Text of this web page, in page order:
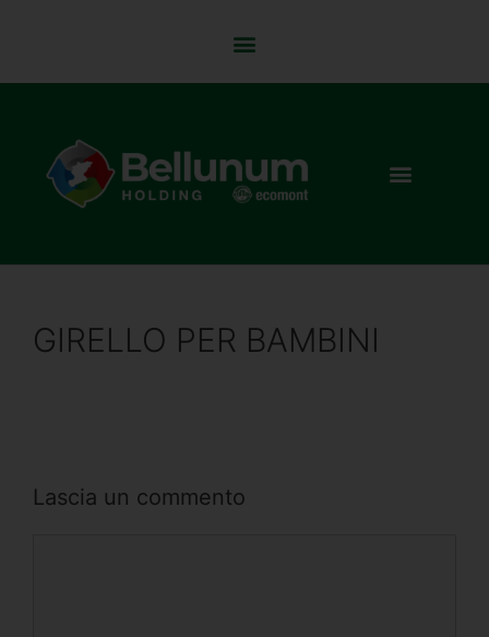
GIRELLO PER BAMBINI
Lascia un commento